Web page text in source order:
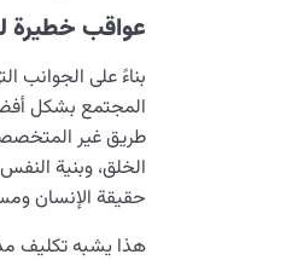
عواقب خطيرة
بناءً على الجوانب
المجتمع بشكل
طريق غير
الخلق، وبنية
حقيقة الإنسان
هذا يشبه تكليف